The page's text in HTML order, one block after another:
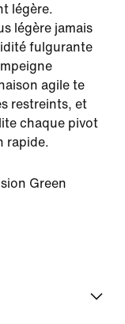
légère.
légère jamais
fulgurante
agile te
restreints, et
chaque pivot
rapide.
Green